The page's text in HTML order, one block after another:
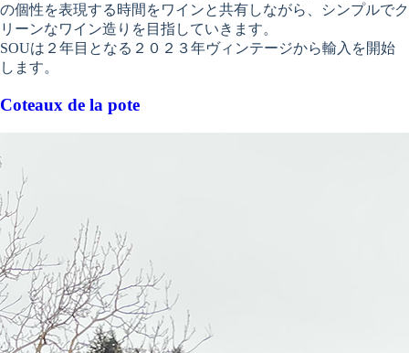
の個性を表現する時間をワインと共有しながら、シンプルでク
リーンなワイン造りを目指していきます。
SOUは２年目となる２０２３年ヴィンテージから輸入を開始
します。
Coteaux de la pote